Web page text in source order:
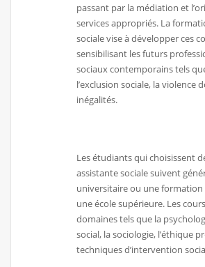
passant par la médiation et
services appropriés. La
sociale vise à développer ces
sensibilisant les futurs
sociaux contemporains tels
l’exclusion sociale, la violence
inégalités.
Les étudiants qui choisissent
assistante sociale suivent
universitaire ou une formation
une école supérieure. Les
domaines tels que la
social, la sociologie, l’éthique
techniques d’intervention